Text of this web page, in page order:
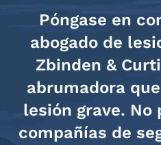
Póngase en
abogado de
Zbinden &
abrumadora
lesión grave.
compañías de